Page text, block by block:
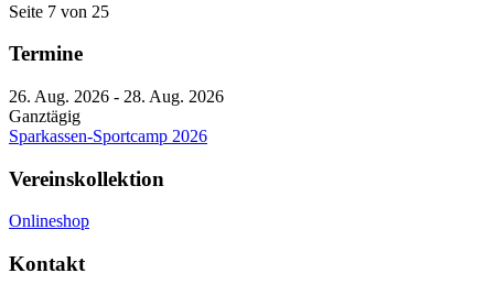
Seite 7 von 25
Termine
26. Aug. 2026 - 28. Aug. 2026
Ganztägig
Sparkassen-Sportcamp 2026
Vereinskollektion
Onlineshop
Kontakt